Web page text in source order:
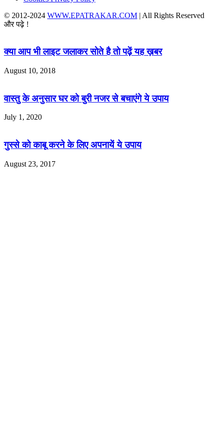
© 2012-2024 WWW.EPATRAKAR.COM | All Rights Reserved
और पढ़े !
क्या आप भी लाइट जलाकर सोते है तो पढ़ें यह ख़बर
August 10, 2018
वास्तु के अनुसार घर को बुरी नजर से बचाएंगे ये उपाय
July 1, 2020
गुस्‍से को काबू करने के लिए अपनायें ये उपाय
August 23, 2017